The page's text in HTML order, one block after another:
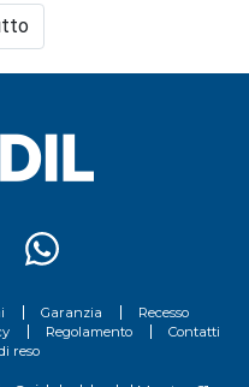
Garanzia
Recesso
Regolamento
Contatti
reso